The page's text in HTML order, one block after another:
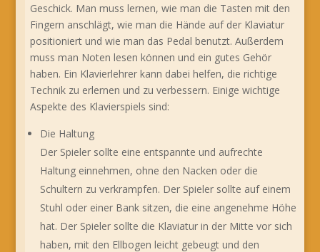
Geschick. Man muss lernen, wie man die Tasten mit den
Fingern anschlägt, wie man die Hände auf der Klaviatur
positioniert und wie man das Pedal benutzt. Außerdem
muss man Noten lesen können und ein gutes Gehör
haben. Ein Klavierlehrer kann dabei helfen, die richtige
Technik zu erlernen und zu verbessern. Einige wichtige
Aspekte des Klavierspiels sind:
Die Haltung
Der Spieler sollte eine entspannte und aufrechte
Haltung einnehmen, ohne den Nacken oder die
Schultern zu verkrampfen. Der Spieler sollte auf einem
Stuhl oder einer Bank sitzen, die eine angenehme Höhe
hat. Der Spieler sollte die Klaviatur in der Mitte vor sich
haben, mit den Ellbogen leicht gebeugt und den